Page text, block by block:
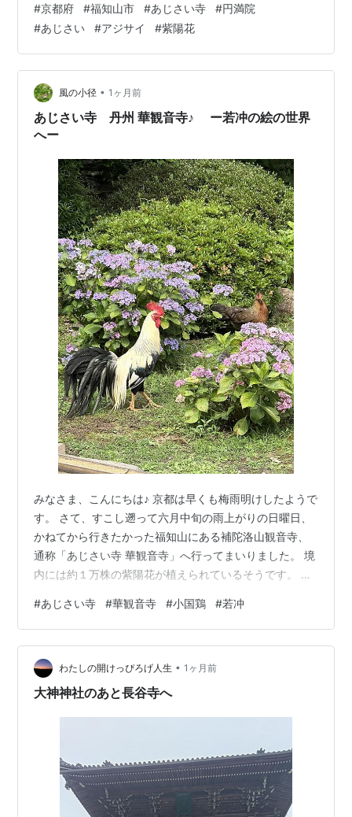
した。 約１,５００株 約３万本の アジサイが植わってい
るそうです。 傾斜地にあじさいが植えられていますが き
れいに草を刈って手入れされてました。 駐車場付近のア
ジサイ 見頃でした。 ご訪問有難うございます。 皆さま
の「☆：スター」クリック を 励みに 毎日 更新に チャ…
#京都府 #福知山市 #あじさい寺 #円満院
#あじさい #アジサイ #紫陽花
風の小径 • 1ヶ月前
あじさい寺 丹州 華観音寺♪ ー若冲の絵の世界
へー
みなさま、こんにちは♪ 京都は早くも梅雨明けしたようで
す。 さて、すこし遡って六月中旬の雨上がりの日曜日、
かねてから行きたかった福知山にある補陀洛山観音寺、
通称「あじさい寺 華観音寺」へ行ってまいりました。 境
内には約１万株の紫陽花が植えられているそうです。 そ
りますね。 りっぱな石垣の上にも紫陽花が。 紫陽花の参
道 このお寺の歴史は古く、奈良時代まで遡るのですね。
www.tanba-ajisaidera.com 仁王門の仁王様 仁王門をく
ぐると、紫陽花が出迎えてくれます。 斗薮庭（とそうて
い） 平安時代に著された庭の秘伝書「作庭記」に基づ
#あじさい寺 #華観音寺 #小国鶏 #若冲
わたしの開けっぴろげ人生 • 1ヶ月前
大神神社のあと長谷寺へ